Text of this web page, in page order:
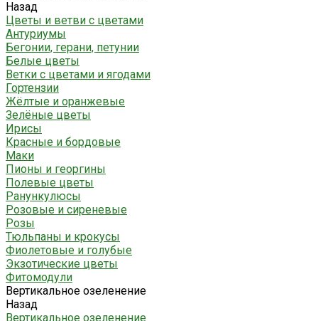
Назад
Цветы и ветви с цветами
Антуриумы
Бегонии, герани, петунии
Белые цветы
Ветки с цветами и ягодами
Гортензии
Жёлтые и оранжевые
Зелёные цветы
Ирисы
Красные и бордовые
Маки
Пионы и георгины
Полевые цветы
Ранункулюсы
Розовые и сиреневые
Розы
Тюльпаны и крокусы
Фиолетовые и голубые
Экзотические цветы
Фитомодули
Вертикальное озеленение
Назад
Вертикальное озеленение